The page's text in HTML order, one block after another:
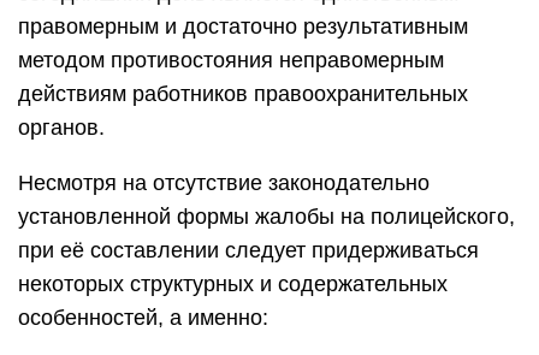
правомерным и достаточно результативным
методом противостояния неправомерным
действиям работников правоохранительных
органов.
Несмотря на отсутствие законодательно
установленной формы жалобы на полицейского,
при её составлении следует придерживаться
некоторых структурных и содержательных
особенностей, а именно: